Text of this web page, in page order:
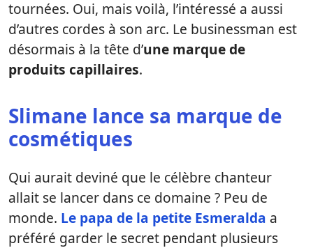
tournées. Oui, mais voilà, l’intéressé a aussi
d’autres cordes à son arc. Le businessman est
désormais à la tête d’une marque de
produits capillaires.
Slimane lance sa marque de
cosmétiques
Qui aurait deviné que le célèbre chanteur
allait se lancer dans ce domaine ? Peu de
monde. Le papa de la petite Esmeralda a
préféré garder le secret pendant plusieurs